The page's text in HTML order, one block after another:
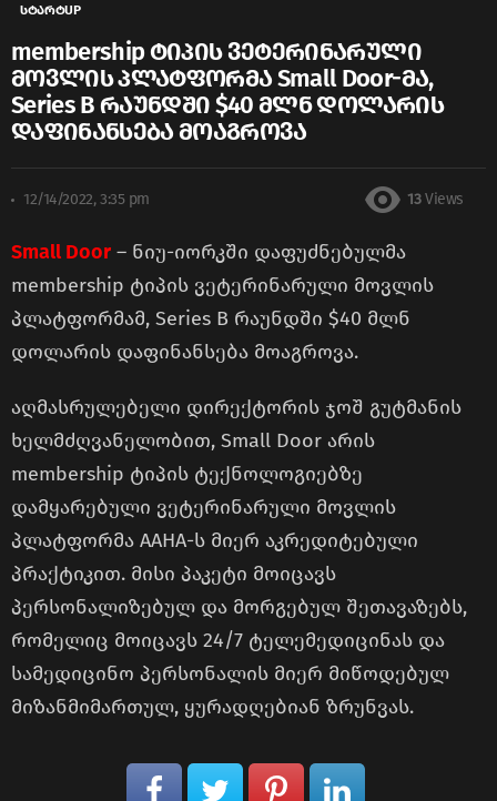
სტარტUP
membership ტიპის ვეტერინარული
მოვლის პლატფორმა Small Door-მა,
Series B რაუნდში $40 მლნ დოლარის
დაფინანსება მოაგროვა
12/14/2022, 3:35 pm 13 Views
Small Door – ნიუ-იორკში დაფუძნებულმა
membership ტიპის ვეტერინარული მოვლის
პლატფორმამ, Series B რაუნდში $40 მლნ
დოლარის დაფინანსება მოაგროვა.
აღმასრულებელი დირექტორის ჯოშ გუტმანის
ხელმძღვანელობით, Small Door არის
membership ტიპის ტექნოლოგიებზე
დამყარებული ვეტერინარული მოვლის
პლატფორმა AAHA-ს მიერ აკრედიტებული
პრაქტიკით. მისი პაკეტი მოიცავს
პერსონალიზებულ და მორგებულ შეთავაზებს,
რომელიც მოიცავს 24/7 ტელემედიცინას და
სამედიცინო პერსონალის მიერ მიწოდებულ
მიზანმიმართულ, ყურადღებიან ზრუნვას.